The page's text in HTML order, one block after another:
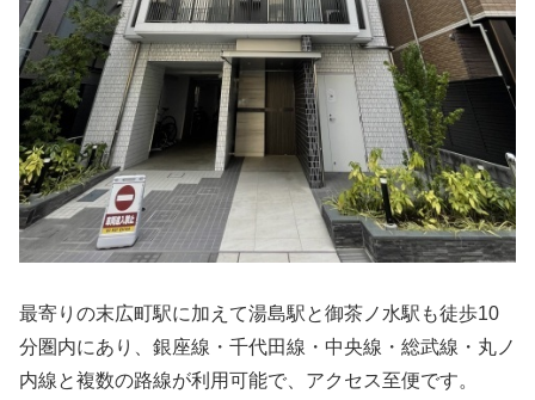
最寄りの末広町駅に加えて湯島駅と御茶ノ水駅も徒歩10
分圏内にあり、銀座線・千代田線・中央線・総武線・丸ノ
内線と複数の路線が利用可能で、アクセス至便です。